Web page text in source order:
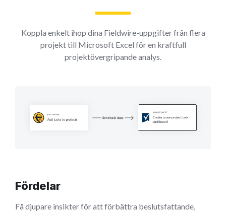
Koppla enkelt ihop dina Fieldwire-uppgifter från flera
projekt till Microsoft Excel för en kraftfull
projektövergripande analys.
Fördelar
Få djupare insikter för att förbättra beslutsfattande,